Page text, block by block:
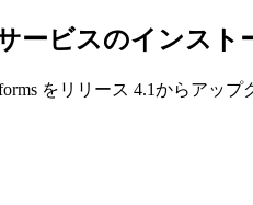
ービスのインスト
をリリース 4.1からアッ